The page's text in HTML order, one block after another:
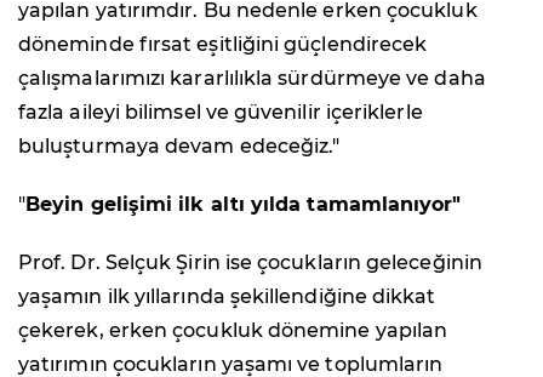
yapılan yatırımdır. Bu nedenle erken çocukluk
döneminde fırsat eşitliğini güçlendirecek
çalışmalarımızı kararlılıkla sürdürmeye ve daha
fazla aileyi bilimsel ve güvenilir içeriklerle
buluşturmaya devam edeceğiz."
"Beyin gelişimi ilk altı yılda tamamlanıyor"
Prof. Dr. Selçuk Şirin ise çocukların geleceğinin
yaşamın ilk yıllarında şekillendiğine dikkat
çekerek, erken çocukluk dönemine yapılan
yatırımın çocukların yaşamı ve toplumların